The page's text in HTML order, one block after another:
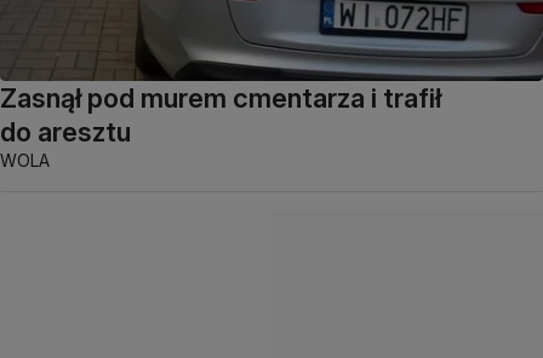
Zasnął pod murem cmentarza i trafił
do aresztu
WOLA